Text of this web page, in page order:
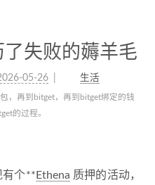
失败的薅羊毛
05-26 生活
，再到bitget，再到bitget绑定的钱
的过程。
有个** Ethena 质押的活动，